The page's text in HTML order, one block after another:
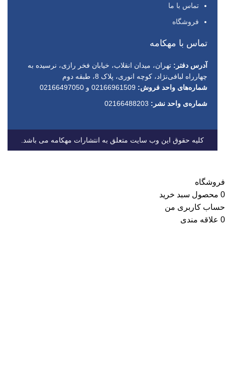
تماس با ما
فروشگاه
تماس با مهکامه
آدرس دفتر: تهران، میدان انقلاب، خیابان فخر رازی، نرسیده به
چهارراه لبافی‌نژاد، کوچه انوری، پلاک 8، طبقه دوم
شماره‌های واحد فروش: 02166961509 و 02166497050
شماره‌‌ی واحد نشر:
کلیه حقوق این وب سایت متعلق به انتشارات مهکامه می باشد.
فروشگاه
0 محصول سبد خرید
حساب کاربری من
0 علاقه مندی